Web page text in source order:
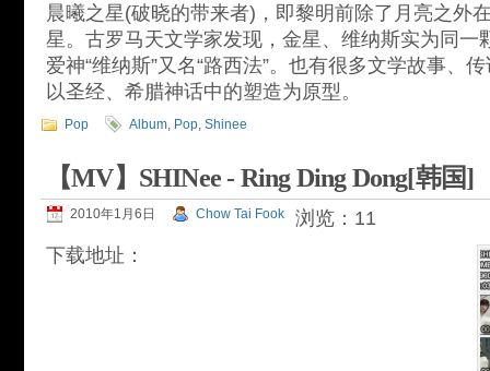
晨曦之星(破晓的带来者)，即黎明前除了月亮之外
星。古罗马天文学家发现，金星、维纳斯实为同一
爱神“维纳斯”又名“路西法”。也有很多文学故事、
以圣经、希腊神话中的塑造为原型。
Pop Album, Pop, Shinee
【MV】SHINee - Ring Ding Dong[韩国]
2010年1月6日 Chow Tai Fook
浏览：11
下载地址：